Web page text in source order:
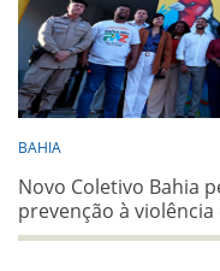
BAHIA
Novo Coletivo Bahia
prevenção à violência